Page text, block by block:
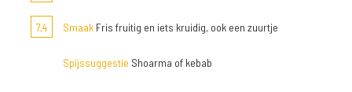
7,4 Smaak Fris fruitig en iets kruidig, ook een zuurtje
Spijssuggestie Shoarma of kebab